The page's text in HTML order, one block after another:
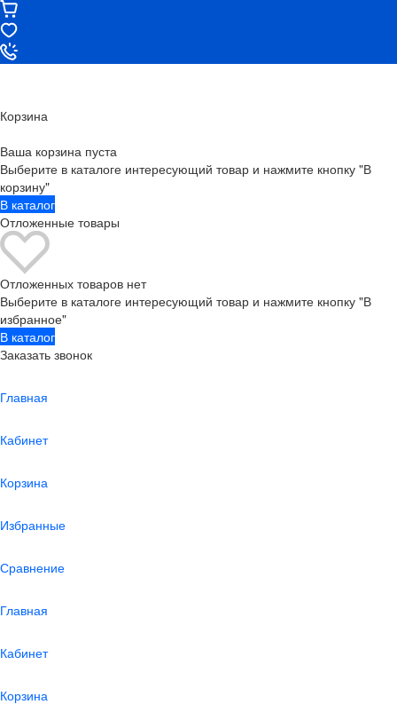
Корзина
Ваша корзина пуста
Выберите в каталоге интересующий товар и нажмите кнопку "В
корзину"
В каталог
Отложенные товары
Отложенных товаров нет
Выберите в каталоге интересующий товар и нажмите кнопку "В
избранное"
В каталог
Заказать звонок
Главная
Кабинет
Корзина
Избранные
Сравнение
Главная
Кабинет
Корзина